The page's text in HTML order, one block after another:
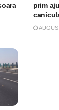
prim